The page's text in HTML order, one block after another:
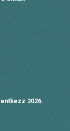
2026.